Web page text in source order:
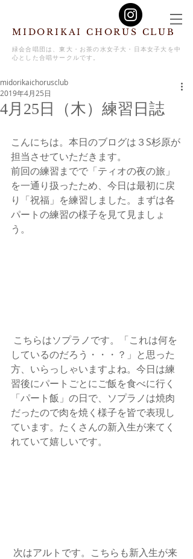
MIDORIKAI CHORUS CLUB
緑会合唱団は、東大・お茶の水女子大・日本女子大を中
心とした合唱サークルです。
4月25日（木）練習日誌
midorikaichorusclub
2019年4月25日
こんにちは。本日のブログは３S杉原が
担当させていただきます。
前回の練習までで「ティオの夜の旅」
を一通り扱ったため、今日は最初に戻
り「祝福」を練習しました。まずは各
パートの練習の様子を見て見ましょ
う。
しているのだろう・・・？」と思った
方、いらっしゃいますよね。今日は練
習後にパートごとにご飯を食べに行く
「パート飯」の日で、ソプラノは焼肉
だったので肉を焼く様子を皆で表現し
ています。たくさんの新入生が来てく
れていて嬉しいです。